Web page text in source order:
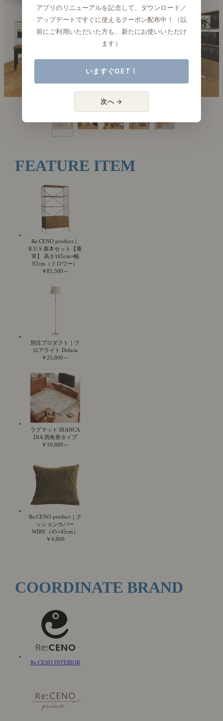
FEATURE ITEM
Re:CENO product｜
R.U.S 基本セット【通
常】 高さ165cm×幅
92cm（ドロワー）
￥82,500～
別注プロダクト｜フ
ロアライト Delicia
￥25,800～
ラグマット BIANCA
DIA 四角形タイプ
￥10,800～
Re:CENO product｜ク
ッションカバー
WIRY（45×45cm）
￥4,800
COORDINATE BRAND
Re:CENO INTERIOR
アプリのリニューアルを記念して、ダウンロード／
アップデートですぐに使えるクーポン配布中！（以
前にご利用いただいた方も、新たにお使いいただけ
ます）
いますぐGET！
次へ →